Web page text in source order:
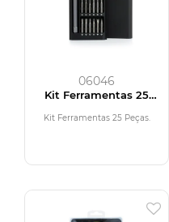
06046
Kit Ferramentas 25
Kit Ferramentas 25 Peças.